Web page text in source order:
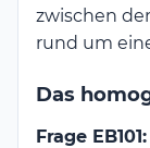
zwischen
rund um
Das
Frage EB101: